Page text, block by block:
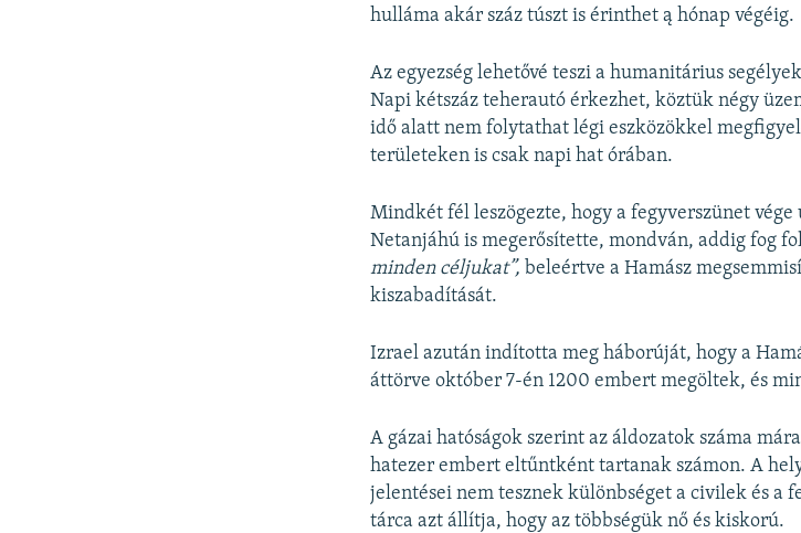
hulláma akár száz túszt is érinthet ą hónap végéig.
Az egyezség lehetővé teszi a humanitárius
Napi kétszáz teherautó érkezhet, köztük négy
idő alatt nem folytathat légi eszközökkel
területeken is csak napi hat órában.
Mindkét fél leszögezte, hogy a fegyverszünet
Netanjáhú is megerősítette, mondván, addig fog
minden céljukat”, beleértve a Hamász
kiszabadítását.
Izrael azután indította meg háborúját, hogy a
áttörve október 7-én 1200 embert megöltek, és
A gázai hatóságok szerint az áldozatok száma
hatezer embert eltűntként tartanak számon. A
jelentései nem tesznek különbséget a civilek és a
tárca azt állítja, hogy az többségük nő és kiskorú.